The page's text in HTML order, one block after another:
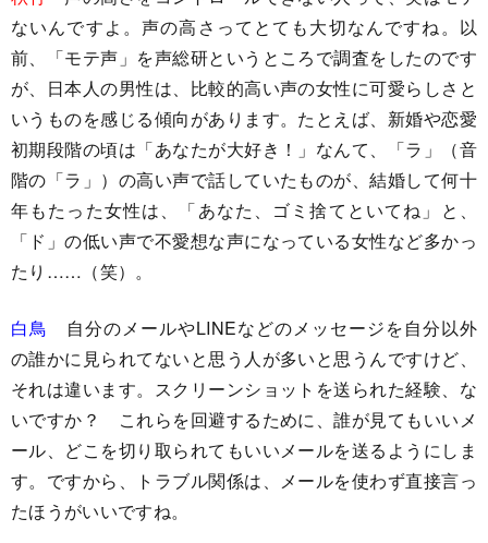
ないんですよ。声の高さってとても大切なんですね。以
前、「モテ声」を声総研というところで調査をしたのです
が、日本人の男性は、比較的高い声の女性に可愛らしさと
いうものを感じる傾向があります。たとえば、新婚や恋愛
初期段階の頃は「あなたが大好き！」なんて、「ラ」（音
階の「ラ」）の高い声で話していたものが、結婚して何十
年もたった女性は、「あなた、ゴミ捨てといてね」と、
「ド」の低い声で不愛想な声になっている女性など多かっ
たり……（笑）。
白鳥 自分のメールやLINEなどのメッセージを自分以外
の誰かに見られてないと思う人が多いと思うんですけど、
それは違います。スクリーンショットを送られた経験、な
いですか？ これらを回避するために、誰が見てもいいメ
ール、どこを切り取られてもいいメールを送るようにしま
す。ですから、トラブル関係は、メールを使わず直接言っ
たほうがいいですね。